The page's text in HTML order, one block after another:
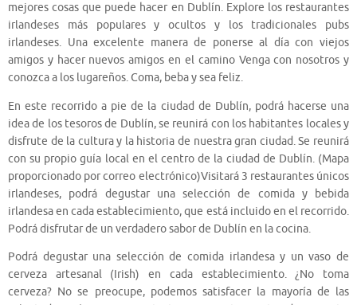
mejores cosas que puede hacer en Dublín. Explore los restaurantes
irlandeses más populares y ocultos y los tradicionales pubs
irlandeses. Una excelente manera de ponerse al día con viejos
amigos y hacer nuevos amigos en el camino Venga con nosotros y
conozca a los lugareños. Coma, beba y sea feliz.
En este recorrido a pie de la ciudad de Dublín, podrá hacerse una
idea de los tesoros de Dublín, se reunirá con los habitantes locales y
disfrute de la cultura y la historia de nuestra gran ciudad. Se reunirá
con su propio guía local en el centro de la ciudad de Dublín. (Mapa
proporcionado por correo electrónico)Visitará 3 restaurantes únicos
irlandeses, podrá degustar una selección de comida y bebida
irlandesa en cada establecimiento, que está incluido en el recorrido.
Podrá disfrutar de un verdadero sabor de Dublín en la cocina.
Podrá degustar una selección de comida irlandesa y un vaso de
cerveza artesanal (Irish) en cada establecimiento. ¿No toma
cerveza? No se preocupe, podemos satisfacer la mayoría de las